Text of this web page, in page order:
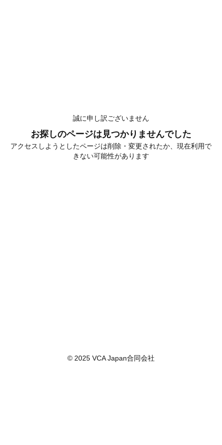
誠に申し訳ございません
お探しのページは見つかりませんでした
アクセスしようとしたページは削除・変更されたか、現在利用で
きない可能性があります
© 2025 VCA Japan合同会社